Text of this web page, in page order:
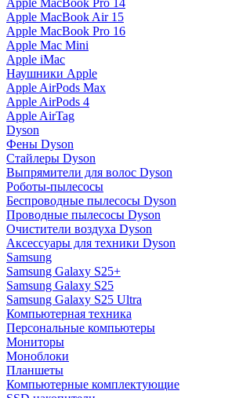
Apple MacBook Pro 14
Apple MacBook Air 15
Apple MacBook Pro 16
Apple Mac Mini
Apple iMac
Наушники Apple
Apple AirPods Max
Apple AirPods 4
Apple AirTag
Dyson
Фены Dyson
Стайлеры Dyson
Выпрямители для волос Dyson
Роботы-пылесосы
Беспроводные пылесосы Dyson
Проводные пылесосы Dyson
Очистители воздуха Dyson
Аксессуары для техники Dyson
Samsung
Samsung Galaxy S25+
Samsung Galaxy S25
Samsung Galaxy S25 Ultra
Компьютерная техника
Персональные компьютеры
Мониторы
Моноблоки
Планшеты
Компьютерные комплектующие